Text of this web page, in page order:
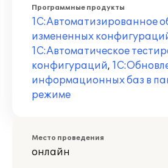
Программные продукты
1С:Автоматизированное
измененных
1С:Автоматическое
конфигураций,
информационных баз в
режиме
Место проведения
онлайн